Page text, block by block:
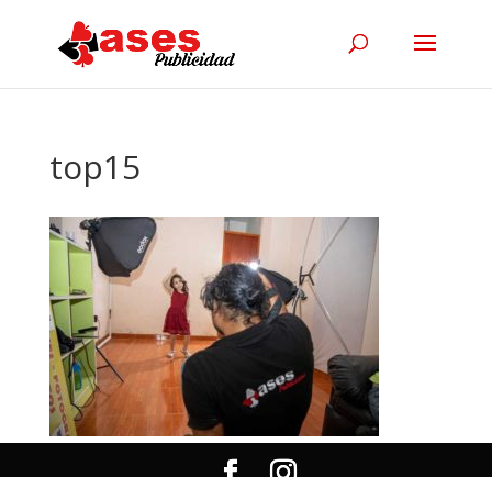
top15